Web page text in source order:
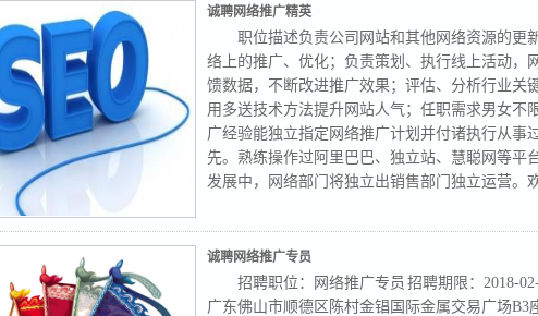
诚聘网络推广精英
职位描述负责公司网站和其他网络资源的更
络上的推广、优化；负责策划、执行线上活动，
馈数据，不断改进推广效果；评估、分析行业关
用多送技术方法提升网站人气；任职需求男女不
广经验能独立指定网络推广计划并付诸执行从事
先。熟练操作过阿里巴巴、独立站、慧聪网等平
发展中，网络部门将独立出销售部门独立运营。
诚聘网络推广专员
招聘职位：网络推广专员 招聘期限：2018-
广东佛山市顺德区陈村金锠国际金属交易广场B3